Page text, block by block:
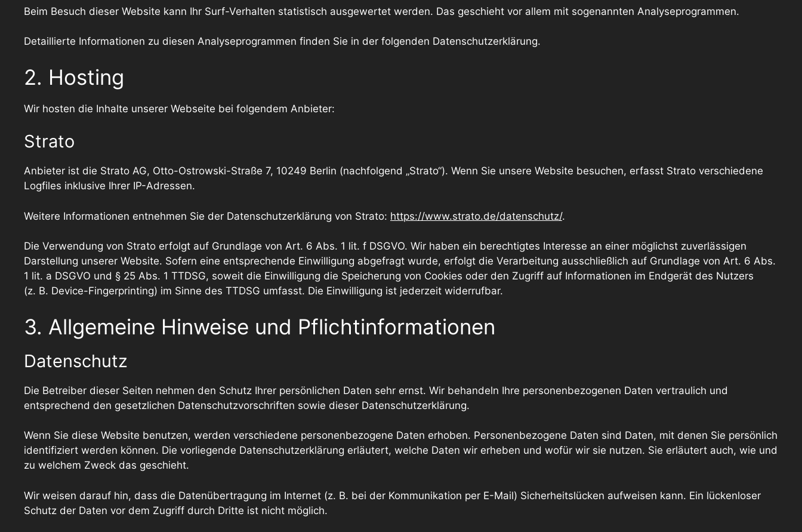
Beim Besuch dieser Website kann Ihr Surf-Verhalten statistisch ausgewertet werden. Das geschieht vor allem mit sogenannten Analyseprogrammen.
Detaillierte Informationen zu diesen Analyseprogrammen finden Sie in der folgenden Datenschutzerklärung.
2. Hosting
Wir hosten die Inhalte unserer Webseite bei folgendem Anbieter:
Strato
Anbieter ist die Strato AG, Otto-Ostrowski-Straße 7, 10249 Berlin (nachfolgend „Strato“). Wenn Sie unsere Website besuchen, erfasst Strato verschiedene
Logfiles inklusive Ihrer IP-Adressen.
Weitere Informationen entnehmen Sie der Datenschutzerklärung von Strato: https://www.strato.de/datenschutz/.
Die Verwendung von Strato erfolgt auf Grundlage von Art. 6 Abs. 1 lit. f DSGVO. Wir haben ein berechtigtes Interesse an einer möglichst zuverlässigen
Darstellung unserer Website. Sofern eine entsprechende Einwilligung abgefragt wurde, erfolgt die Verarbeitung ausschließlich auf Grundlage von Art. 6 Abs.
1 lit. a DSGVO und § 25 Abs. 1 TTDSG, soweit die Einwilligung die Speicherung von Cookies oder den Zugriff auf Informationen im Endgerät des Nutzers
(z. B. Device-Fingerprinting) im Sinne des TTDSG umfasst. Die Einwilligung ist jederzeit widerrufbar.
3. Allgemeine Hinweise und Pflicht­informationen
Datenschutz
Die Betreiber dieser Seiten nehmen den Schutz Ihrer persönlichen Daten sehr ernst. Wir behandeln Ihre personenbezogenen Daten vertraulich und
entsprechend den gesetzlichen Datenschutzvorschriften sowie dieser Datenschutzerklärung.
Wenn Sie diese Website benutzen, werden verschiedene personenbezogene Daten erhoben. Personenbezogene Daten sind Daten, mit denen Sie persönlich
identifiziert werden können. Die vorliegende Datenschutzerklärung erläutert, welche Daten wir erheben und wofür wir sie nutzen. Sie erläutert auch, wie und
zu welchem Zweck das geschieht.
Wir weisen darauf hin, dass die Datenübertragung im Internet (z. B. bei der Kommunikation per E-Mail) Sicherheitslücken aufweisen kann. Ein lückenloser
Schutz der Daten vor dem Zugriff durch Dritte ist nicht möglich.